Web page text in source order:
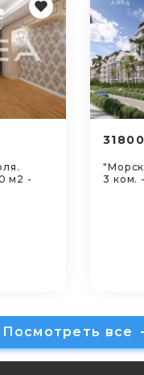
м2 -
3 ком.
Посмотреть все